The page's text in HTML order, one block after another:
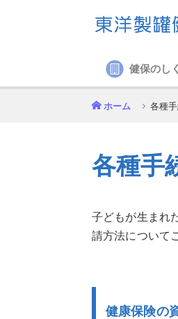
健保のし
ホーム 各種手
各種手
子どもが生まれ
請方法について
健康保険の